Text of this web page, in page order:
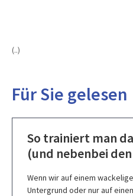
(..)
Für Sie gelesen
So trainiert man
(und nebenbei
Wenn wir auf einem
Untergrund oder nur auf